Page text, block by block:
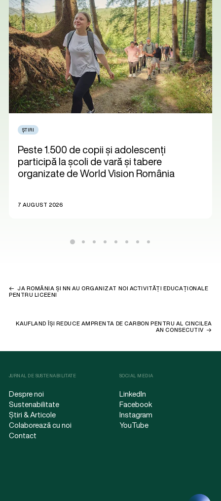
ȘTIRI
Peste 1.500 de copii și adolescenți
participă la școli de vară și tabere
organizate de World Vision România
7 AUGUST 2026
JA ROMÂNIA ȘI NN AU ORGANIZAT NOI ACTIVITĂȚI EDUCAȚIONALE
PENTRU LICEENI
KAUFLAND ÎȘI REDUCE AMPRENTA DE CARBON PENTRU AL CINCILEA
AN CONSECUTIV
JURNAL DE SUSTENABILITATE
Despre noi
Sustenabilitate
Știri & Articole
Colaborează cu noi
Contact
SOCIAL MEDIA
LinkedIn
Facebook
Instagram
YouTube